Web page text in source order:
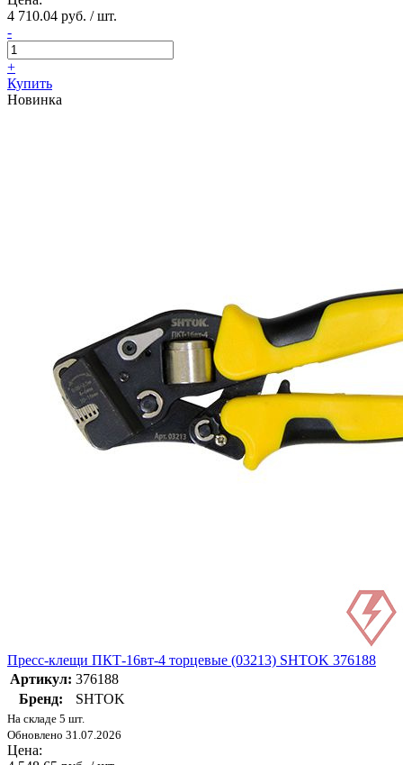
4 710.04 руб. / шт.
-
+
Купить
Новинка
Пресс-клещи ПКТ-16вт-4 торцевые (03213) SHTOK 376188
Артикул: 376188
Бренд:
SHTOK
На складе 5 шт.
Обновлено 31.07.2026
Цена: